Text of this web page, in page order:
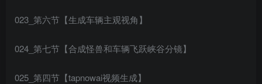
023_第六节【生成车辆主观视角】
024_第七节【合成怪兽和车辆飞跃峡谷分镜】
025_第四节【tapnowai视频生成】